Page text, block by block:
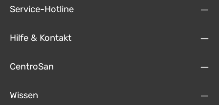
Service-Hotline
Hilfe & Kontakt
CentroSan
Wissen